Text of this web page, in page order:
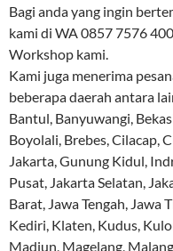
Bagi anda yang ingin
kami di WA 0857 7576
Workshop kami.
Kami juga menerima
beberapa daerah antara
Bantul, Banyuwangi,
Boyolali, Brebes, Cilacap,
Jakarta, Gunung Kidul,
Pusat, Jakarta Selatan,
Barat, Jawa Tengah, Jawa
Kediri, Klaten, Kudus,
Madiun, Magelang,